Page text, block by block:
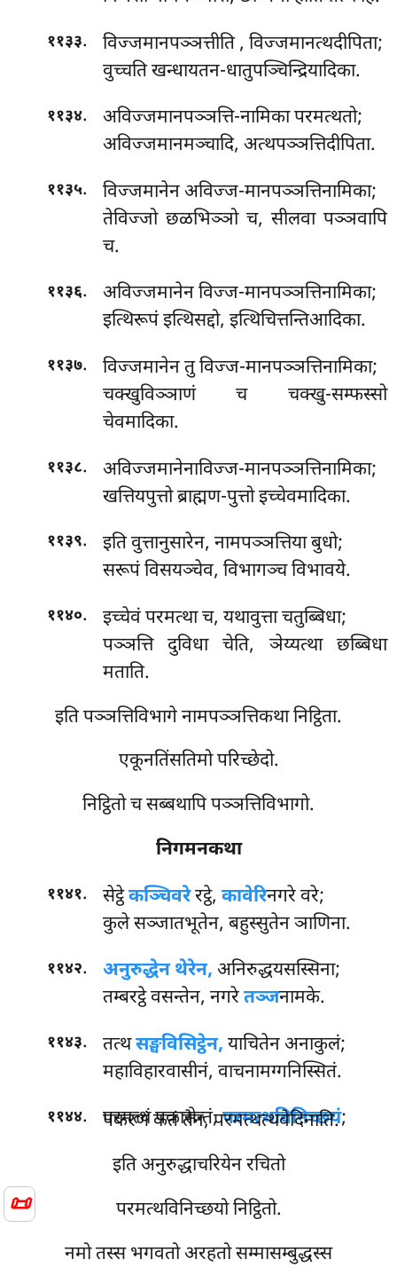
📜
११३३. विज्जमानपञ्ञत्तीति, विज्जमानत्थदीपिता;
वुच्चति खन्धायतन-धातुपञ्चिन्द्रियादिका.
११३४.
अविज्जमानपञ्ञत्ति-नामिका परमत्थतो;
अविज्जमानमञ्चादि, अत्थपञ्ञत्तिदीपिता.
११३५.
विज्जमानेन अविज्ज-मानपञ्ञत्तिनामिका;
तेविज्जो छळभिञ्ञो च, सीलवा पञ्ञवापि
च.
११३६.
अविज्जमानेन विज्ज-मानपञ्ञत्तिनामिका;
इत्थिरूपं इत्थिसद्दो, इत्थिचित्तन्तिआदिका.
११३७. विज्जमानेनतु विज्ज-मानपञ्ञत्तिनामिका;
चक्खुविञ्ञाणं च चक्खु-सम्फस्सो
चेवमादिका.
११३८.
अविज्जमानेनाविज्ज-मानपञ्ञत्तिनामिका;
खत्तियपुत्तो ब्राह्मण-पुत्तो इच्चेवमादिका.
११३९.
इति वुत्तानुसारेन, नामपञ्ञत्तिया बुधो;
सरूपं विसयञ्चेव, विभागञ्च विभावये.
११४०.
इच्चेवं परमत्था च, यथावुत्ता चतुब्बिधा;
पञ्ञत्ति दुविधा चेति, ञेय्यत्था छब्बिधा
मताति.
इति पञ्ञत्तिविभागे नामपञ्ञत्तिकथा निट्ठिता.
एकूनतिंसतिमो परिच्छेदो.
निट्ठितो च सब्बथापि पञ्ञत्तिविभागो.
निगमनकथा
११४१. सेट्ठेकञ्चिवरेरट्ठे, कावेरिनगरे वरे;
कुले सञ्जातभूतेन, बहुस्सुतेन ञाणिना.
११४२. अनुरुद्धेन थेरेन, अनिरुद्धयसस्सिना;
तम्बरट्ठे वसन्तेन, नगरेतञ्जनामके.
११४३. तत्थसङ्घविसिट्ठेन, याचितेन अनाकुलं;
महाविहारवासीनं, वाचनामग्गनिस्सितं.
११४४. परमत्थं पकासेन्तं,परमत्थविनिच्छयं;
पकरणं कतं तेन, परमत्थत्थवेदिनाति.
इति अनुरुद्धाचरियेन रचितो
परमत्थविनिच्छयो निट्ठितो.
नमो तस्स भगवतो अरहतो सम्मासम्बुद्धस्स